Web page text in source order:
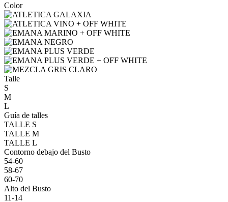
Color
Talle
S
M
L
Guía de talles
TALLE S
TALLE M
TALLE L
Contorno debajo del Busto
54-60
58-67
60-70
Alto del Busto
11-14